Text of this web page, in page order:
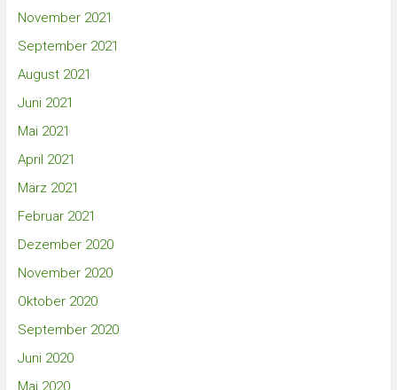
November 2021
September 2021
August 2021
Juni 2021
Mai 2021
April 2021
März 2021
Februar 2021
Dezember 2020
November 2020
Oktober 2020
September 2020
Juni 2020
Mai 2020